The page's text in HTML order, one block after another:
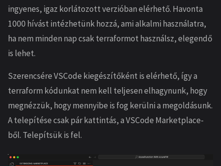
ingyenes, igaz korlátozott verzióban elérhető. Havonta
1000 hívást intézhetünk hozzá, ami alkalmi használatra,
ha nem minden nap csak terraformot használsz, elegendő
is lehet.
Szerencsére VSCode kiegészítőként is elérhető, így a
terraform kódunkat nem kell teljesen elhagynunk, hogy
megnézzük, hogy mennyibe is fog kerülni a megoldásunk.
A telepítése csak pár kattintás, a VSCode Marketplace-
ből. Telepítsük is fel.